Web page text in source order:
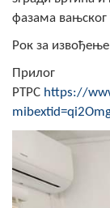
Спорт
фазама
Рок за
Прилог
РТРС https://